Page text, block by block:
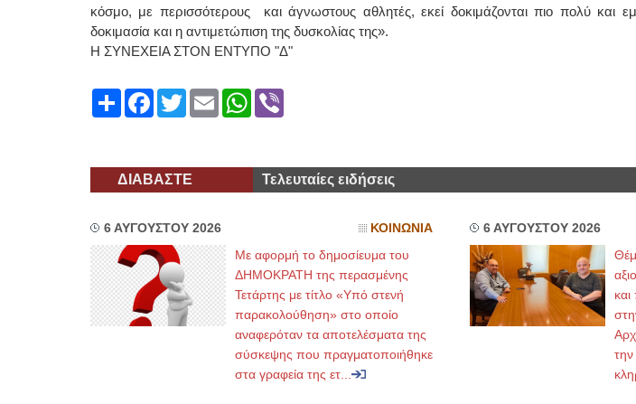
κόσμο, με περισσότερους και άγνωστους αθλητές, εκεί δοκιμάζονται πιο πολύ και
δοκιμασία και η αντιμετώπιση της δυσκολίας της».
Η ΣΥΝΕΧΕΙΑ ΣΤΟΝ ΕΝΤΥΠΟ "Δ"
ShareFacebook
TwitterEmailWhatsApp
Viber
ΔΙΑΒΑΣΤΕ Τελευταίες ειδήσεις
6 ΑΥΓΟΥΣΤΟΥ 2026 ΚΟΙΝΩΝΙΑ
Με αφορμή το δημοσίευμα του
ΔΗΜΟΚΡΑΤΗ της περασμένης
Τετάρτης με τίτλο «Υπό στενή
παρακολούθηση» στο οποίο
αναφερόταν τα αποτελέσματα της
σύσκεψης που πραγματοποιήθηκε
στα γραφεία της ετ...
6 ΑΥΓΟΥΣΤΟΥ 2026
την